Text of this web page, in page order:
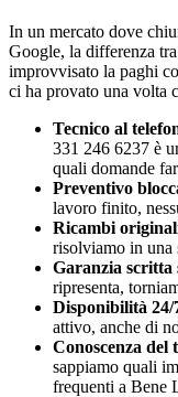
In un mercato dove
Google, la differenza
improvvisato la paghi
ci ha provato una volta
Tecnico al
331 246 6237 è
quali domande
Preventivo
lavoro finito,
Ricambi
risolviamo in una
Garanzia scritta
ripresenta,
Disponibilità 24/
attivo, anche di
Conoscenza
sappiamo quali
frequenti a Bene